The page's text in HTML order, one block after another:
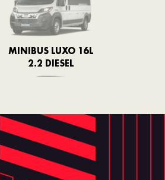
MINIBUS LUXO 16L
2.2 DIESEL
DUCATO MULTI